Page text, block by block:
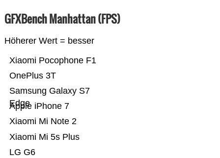
GFXBench Manhattan (FPS)
Höherer Wert = besser
LG G6
Xiaomi Mi 5s Plus
Xiaomi Mi Note 2
Apple iPhone 7
Samsung Galaxy S7
Edge
OnePlus 3T
Xiaomi Pocophone F1